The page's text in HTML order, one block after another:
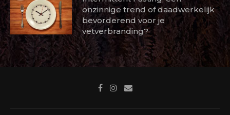
3
Intermittent Fasting; een
onzinnige trend of daadwerkelijk
bevorderend voor je
vetverbranding?